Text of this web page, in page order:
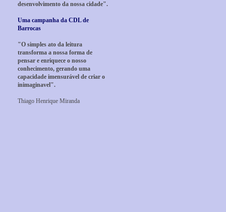
desenvolvimento da nossa cidade".
Uma campanha da CDL de
Barrocas
"O simples ato da leitura
transforma a nossa forma de
pensar e enriquece o nosso
conhecimento, gerando uma
capacidade imensurável de criar o
inimaginavel".
Thiago Henrique Miranda